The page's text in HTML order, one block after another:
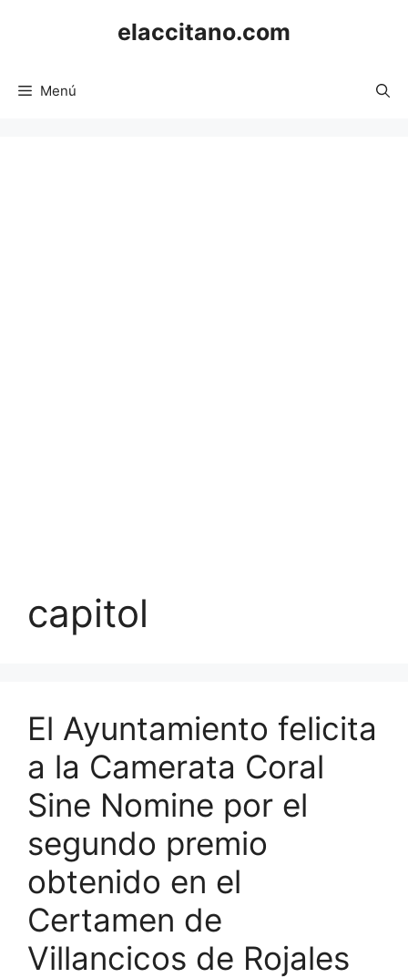
elaccitano.com
Menú
capitol
El Ayuntamiento felicita
a la Camerata Coral
Sine Nomine por el
segundo premio
obtenido en el
Certamen de
Villancicos de Rojales